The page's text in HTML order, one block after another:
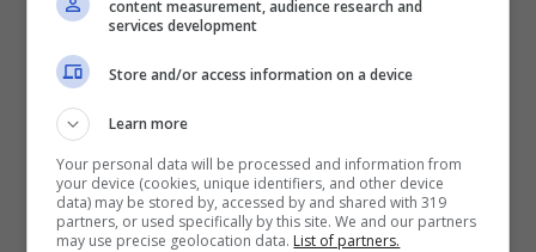
Sorrento, ma non sarebbe sola: “Nello stesso
albergo di…”
content measurement, audience research and
services development
Store and/or access information on a device
Learn more
Your personal data will be processed and information from
your device (cookies, unique identifiers, and other device
data) may be stored by, accessed by and shared with 319
partners, or used specifically by this site. We and our partners
may use precise geolocation data. List of partners.